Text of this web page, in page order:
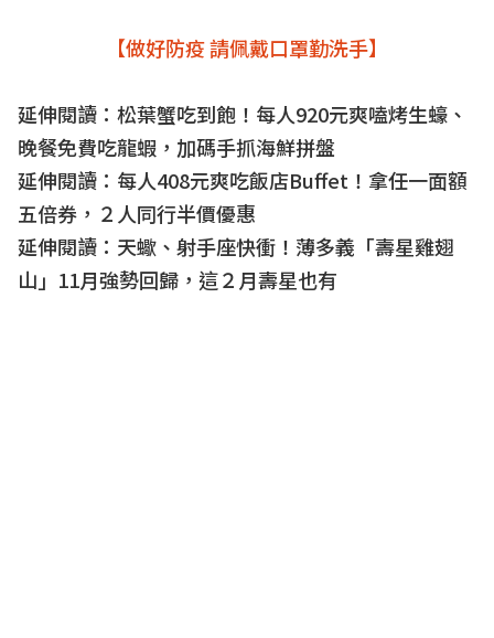
【做好防疫 請佩戴口罩勤洗手】
延伸閱讀： 松葉蟹吃到飽！每人920元爽嗑烤生蠔、
晚餐免費吃龍蝦，加碼手抓海鮮拼盤
延伸閱讀： 每人408元爽吃飯店Buffet！拿任一面額
五倍券，２人同行半價優惠
延伸閱讀： 天蠍、射手座快衝！薄多義「壽星雞翅
山」11月強勢回歸，這２月壽星也有